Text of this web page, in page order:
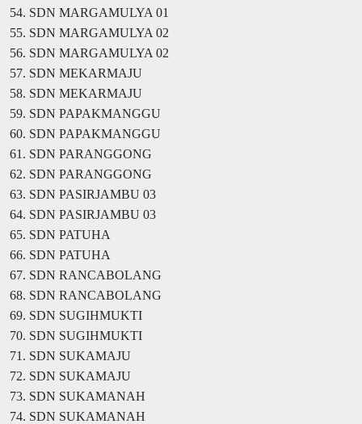
54. SDN MARGAMULYA 01
55. SDN MARGAMULYA 02
56. SDN MARGAMULYA 02
57. SDN MEKARMAJU
58. SDN MEKARMAJU
59. SDN PAPAKMANGGU
60. SDN PAPAKMANGGU
61. SDN PARANGGONG
62. SDN PARANGGONG
63. SDN PASIRJAMBU 03
64. SDN PASIRJAMBU 03
65. SDN PATUHA
66. SDN PATUHA
67. SDN RANCABOLANG
68. SDN RANCABOLANG
69. SDN SUGIHMUKTI
70. SDN SUGIHMUKTI
71. SDN SUKAMAJU
72. SDN SUKAMAJU
73. SDN SUKAMANAH
74. SDN SUKAMANAH